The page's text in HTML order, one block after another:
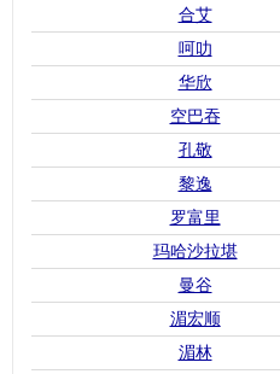
合艾
呵叻
华欣
空巴吞
孔敬
黎逸
罗富里
玛哈沙拉堪
曼谷
湄宏顺
湄林